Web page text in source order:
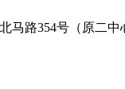
马路354号（原二中